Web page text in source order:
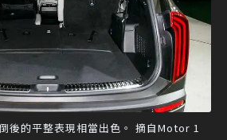
後的平整表現相當出色。 摘自Motor 1